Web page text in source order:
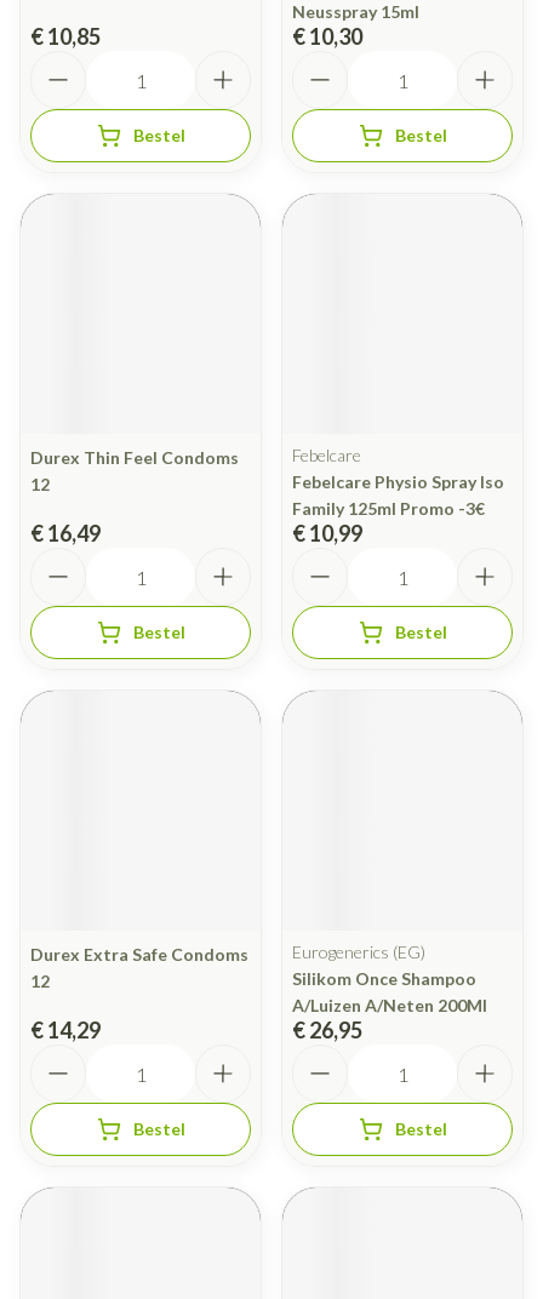
€ 10,85
Bestel
Neusspray 15ml
€ 10,30
Bestel
Durex Thin Feel Condoms
12
€ 16,49
Bestel
Febelcare
Febelcare Physio Spray Iso
Family 125ml Promo -3€
€ 10,99
Bestel
Durex Extra Safe Condoms
12
€ 14,29
Bestel
Eurogenerics (EG)
Silikom Once Shampoo
A/Luizen A/Neten 200Ml
€ 26,95
Bestel